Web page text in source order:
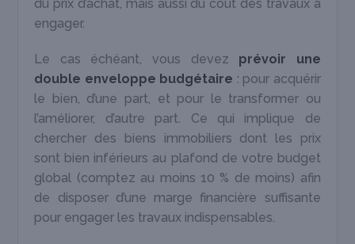
du prix d’achat, mais aussi du coût des travaux à
engager.
Le cas échéant, vous devez prévoir une
double enveloppe budgétaire : pour acquérir
le bien, d’une part, et pour le transformer ou
l’améliorer, d’autre part. Ce qui implique de
chercher des biens immobiliers dont les prix
sont bien inférieurs au plafond de votre budget
global (comptez au moins 10 % de moins) afin
de disposer d’une marge financière suffisante
pour engager les travaux indispensables.